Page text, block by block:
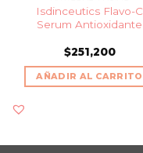
Isdinceutics Flavo-C
Serum Antioxidante
$251,200
AÑADIR AL CARRITO